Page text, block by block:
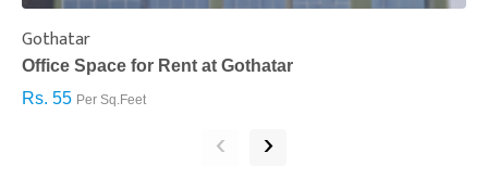
Gothatar
Office Space for Rent at Gothatar
Rs. 55 Per Sq.Feet
‹ ›